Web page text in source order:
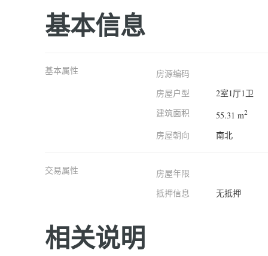
基本信息
基本属性
房源编码
房屋户型
2室1厅1卫
建筑面积
55.31 m2
房屋朝向 南北
交易属性
房屋年限
抵押信息
无抵押
相关说明